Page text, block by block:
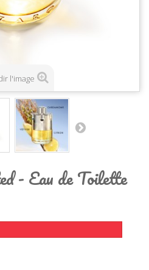
l'image
- Eau de Toilette